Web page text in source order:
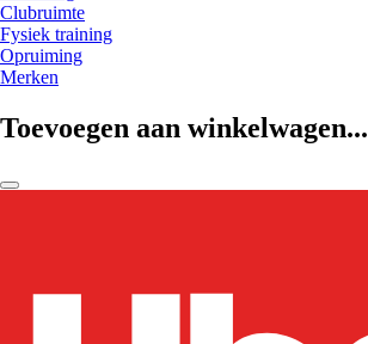
Clubruimte
Fysiek training
Opruiming
Merken
Toevoegen aan winkelwagen...